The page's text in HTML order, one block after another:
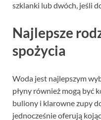
szklanki lub dwóch, jeśli
Najlepsze
spożycia
Woda jest najlepszym
płyny również mogą być
buliony i klarowne zupy
jednocześnie oferują